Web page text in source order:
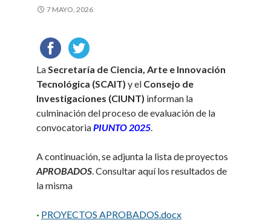
7 MAYO, 2026
LaSecretaría de Ciencia, Arte e Innovación
Tecnológica (SCAIT) y el Consejo de
Investigaciones (CIUNT) informan la
culminación del proceso de evaluación de la
convocatoriaPIUNTO 2025.
A continuación, se adjunta la lista de proyectos
APROBADOS. Consultar aquí los resultados de
la misma
· PROYECTOS APROBADOS.docx